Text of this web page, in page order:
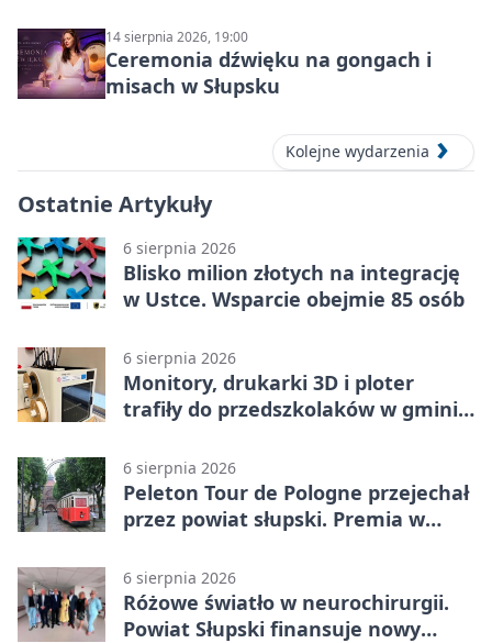
14 sierpnia 2026, 19:00
Ceremonia dźwięku na gongach i
misach w Słupsku
Kolejne wydarzenia
Ostatnie Artykuły
6 sierpnia 2026
Blisko milion złotych na integrację
w Ustce. Wsparcie obejmie 85 osób
6 sierpnia 2026
Monitory, drukarki 3D i ploter
trafiły do przedszkolaków w gminie
6 sierpnia 2026
Peleton Tour de Pologne przejechał
przez powiat słupski. Premia w
6 sierpnia 2026
Różowe światło w neurochirurgii.
Powiat Słupski finansuje nowy